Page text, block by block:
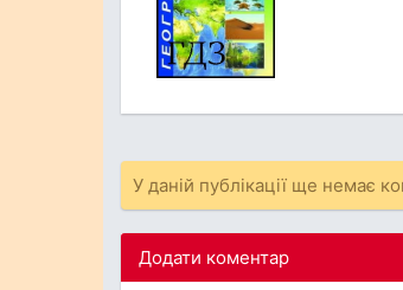
У даній публікації ще немає
Додати коментар